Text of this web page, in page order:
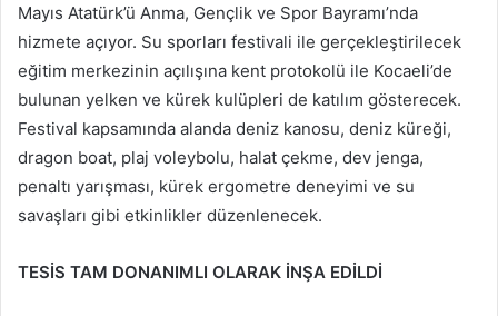
Mayıs Atatürk’ü Anma, Gençlik ve Spor Bayramı’nda
hizmete açıyor. Su sporları festivali ile gerçekleştirilecek
eğitim merkezinin açılışına kent protokolü ile Kocaeli’de
bulunan yelken ve kürek kulüpleri de katılım gösterecek.
Festival kapsamında alanda deniz kanosu, deniz küreği,
dragon boat, plaj voleybolu, halat çekme, dev jenga,
penaltı yarışması, kürek ergometre deneyimi ve su
savaşları gibi etkinlikler düzenlenecek.
TESİS TAM DONANIMLI OLARAK İNŞA EDİLDİ